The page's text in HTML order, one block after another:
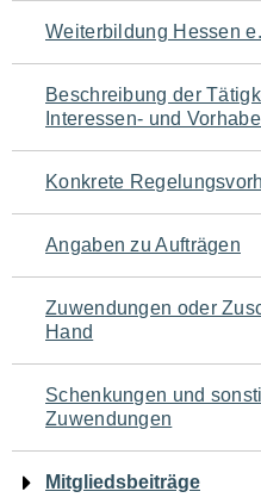
Navigation
für
den
Seiteninhalt
Weiterbildung Hessen
Beschreibung der
Interessen- und
Konkrete
Angaben zu Aufträgen
Zuwendungen oder
Hand
Schenkungen und
Zuwendungen
Mitgliedsbeiträge